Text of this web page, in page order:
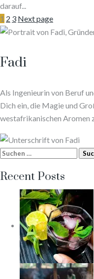
darauf...
1 2 3 Next page
Fadi
Als Ingenieurin von Beruf
Dich ein, die Magie und
westafrikanischen Aromen
Suchen
Recent Posts